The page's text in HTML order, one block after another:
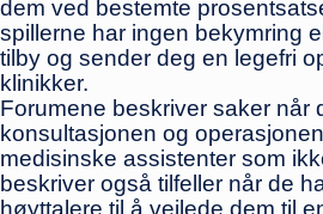
dem ved bestemte
spillerne har ingen bekymring
tilby og sender deg en legefri
klinikker.
Forumene beskriver saker når
konsultasjonen og
medisinske assistenter som
beskriver også tilfeller når de
høyttalere til å veilede dem til